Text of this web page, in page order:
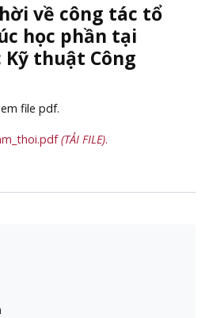
về công tác tổ
học phần tại
thuật Công
file pdf.
(TẢI FILE).